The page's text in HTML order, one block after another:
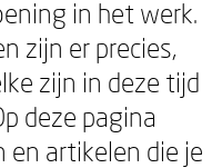
in het werk.
zijn er precies,
zijn in deze tijd
deze pagina
en artikelen die je